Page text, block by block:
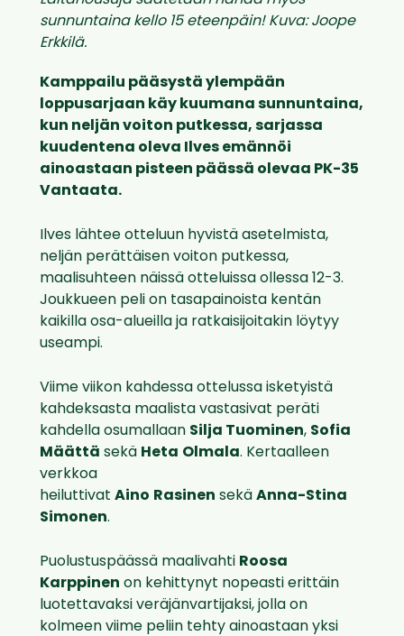
sunnuntaina kello 15 eteenpäin! Kuva: Joope
Erkkilä.
Kamppailu pääsystä ylempään
loppusarjaan käy kuumana sunnuntaina,
kun neljän voiton putkessa, sarjassa
kuudentena oleva Ilves emännöi
ainoastaan pisteen päässä olevaa PK-35
Vantaata.
Ilves lähtee otteluun hyvistä asetelmista,
neljän perättäisen voiton putkessa,
maalisuhteen näissä otteluissa ollessa 12-3.
Joukkueen peli on tasapainoista kentän
kaikilla osa-alueilla ja ratkaisijoitakin löytyy
useampi.
Viime viikon kahdessa ottelussa isketyistä
kahdeksasta maalista vastasivat peräti
kahdella osumallaan Silja Tuominen, Sofia
Määttä sekä Heta Olmala. Kertaalleen
verkkoa
heiluttivat Aino Rasinen sekä Anna-Stina
Simonen.
Puolustuspäässä maalivahti Roosa
Karppinen on kehittynyt nopeasti erittäin
luotettavaksi veräjänvartijaksi, jolla on
kolmeen viime peliin tehty ainoastaan yksi